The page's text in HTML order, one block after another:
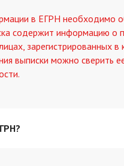
в ЕГРН необходимо
содержит информацию о
зарегистрированных в
выписки можно сверить